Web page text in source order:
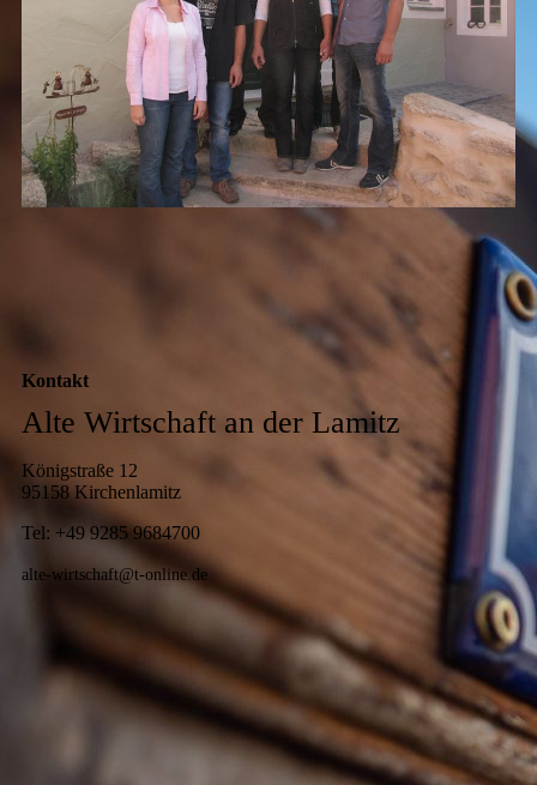
Kontakt
Alte Wirtschaft an der Lamitz
Königstraße 12
95158 Kirchenlamitz
Tel: +49 9285 9684700
alte-wirtschaft@t-online.de